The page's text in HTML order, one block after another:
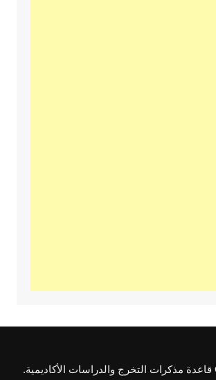
Copyright © 2026 قاعدة مذكرات التخرج والدراسات الأكاديمية.